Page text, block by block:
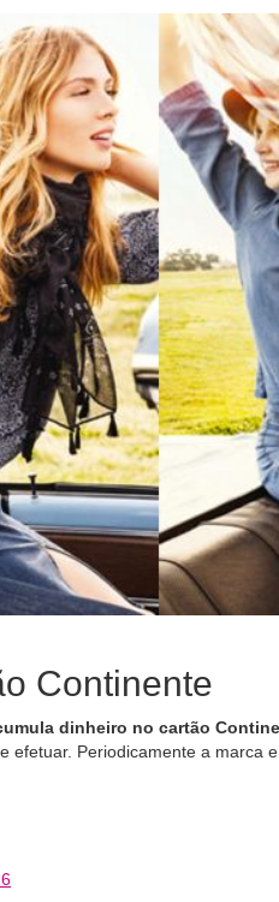
Continente
dinheiro no cartão
efetuar. Periodicamente a marca